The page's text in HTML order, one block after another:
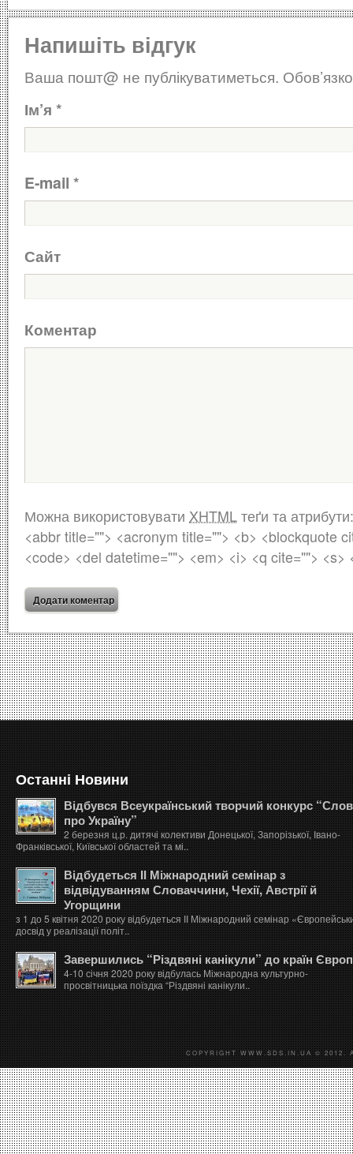
Напишіть відгук
Ваша пошт@ не публікуватиметься.
Ім’я *
E-mail *
Сайт
Коментар
Можна використовувати XHTML теґи та
<abbr title=""> <acronym title=""> <b> <blockquote
<code> <del datetime=""> <em> <i> <q cite=""> <s>
Останні Новини
Відбувся Всеукраїнський творчий конкурс
про Україну”
2 березня ц.р. дитячі колективи Донецької, Запорізької, Івано-
Франківської, Київської областей та мі..
Відбудеться ІІ Міжнародний семінар з
відвідуванням Словаччини, Чехії, Австрії й
Угорщини
з 1 до 5 квітня 2020 року відбудеться ІІ Міжнародний семінар
досвід у реалізації політ..
Завершились “Різдвяні канікули” до країн
4-10 січня 2020 року відбулась Міжнародна культурно-
просвітницька поїздка “Різдвяні канікули..
COPYRIGHT WWW.SDS.IN.UA © 2012.